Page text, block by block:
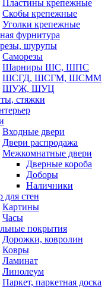
Пластины крепежные
Скобы крепежные
Уголки крепежные
фурнитура
шурупы
Саморезы
Шарниры ШС, ШПС
ШСГД, ШСГМ, ШСММ
ШУЖ, ШУЦ
стяжки
Входные двери
Двери распродажа
Межкомнатные двери
Дверные короба
Доборы
Наличники
для стен
Картины
Часы
покрытия
Дорожки, ковролин
Ковры
Ламинат
Линолеум
Паркет, паркетная доска